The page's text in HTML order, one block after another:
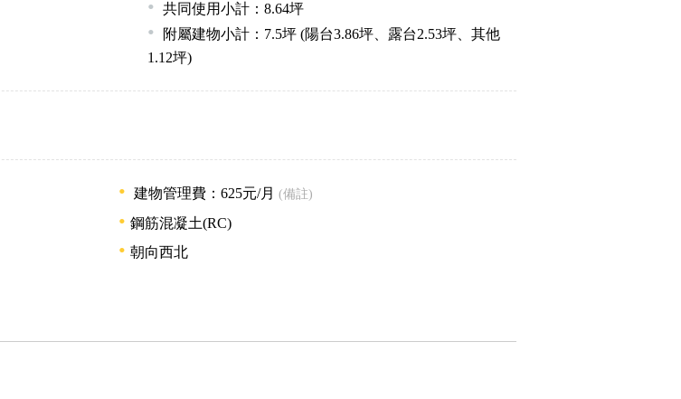
共同使用小計：8.64坪
附屬建物小計：7.5坪 (陽台3.86坪、露台2.53坪、其他
1.12坪)
建物管理費：625元/月 (備註)
鋼筋混凝土(RC)
朝向西北